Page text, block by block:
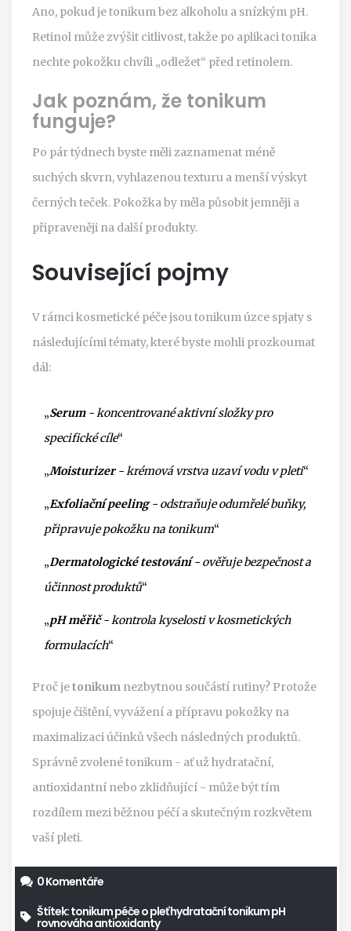
Ano, pokud je tonikum bez alkoholu a snízkým pH.
Retinol může zvýšit citlivost, takže po aplikaci tonika
nechte pokožku chvíli „odležet“ před retinolem.
Jak poznám, že tonikum
funguje?
Po pár týdnech byste měli zaznamenat méně
suchých skvrn, vyhlazenou texturu a menší výskyt
černých teček. Pokožka by měla působit jemněji a
připraveněji na další produkty.
Související pojmy
V rámci kosmetické péče jsou tonikum úzce spjaty s
následujícími tématy, které byste mohli prozkoumat
dál:
„Serum- koncentrované aktivní složky pro
specifické cíle“
„Moisturizer- krémová vrstva uzaví vodu v pleti“
„Exfoliační peeling- odstraňuje odumřelé buňky,
připravuje pokožku na tonikum“
„Dermatologické testování- ověřuje bezpečnost a
účinnost produktů“
„pH měřič- kontrola kyselosti v kosmetických
formulacích“
Proč jetonikum nezbytnou součástí rutiny? Protože
spojuje čištění, vyvážení a přípravu pokožky na
maximalizaci účinků všech následných produktů.
Správně zvolené tonikum - ať už hydratační,
antioxidantní nebo zklidňující - může být tím
rozdílem mezi běžnou péčí a skutečným rozkvětem
vaší pleti.
0 Komentáře
Štítek:tonikumpéče o pleťhydratační tonikumpH
rovnováhaantioxidanty